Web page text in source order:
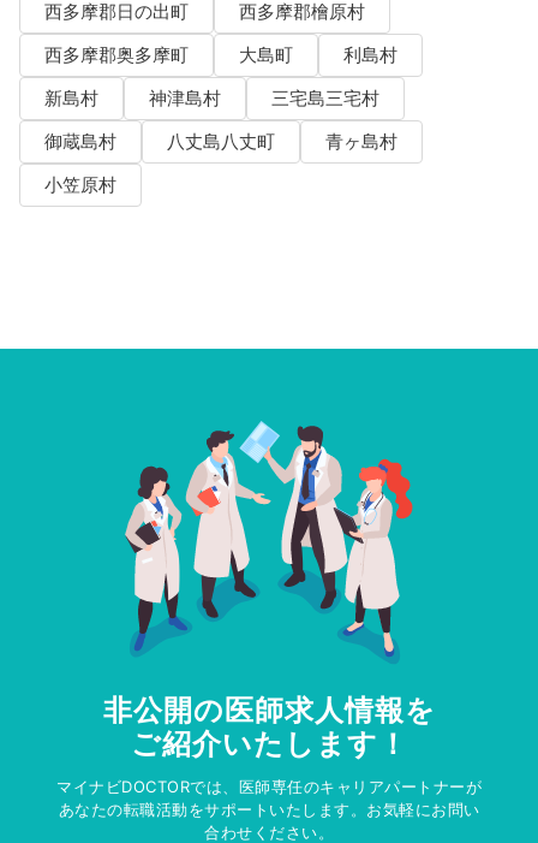
西多摩郡日の出町
西多摩郡檜原村
西多摩郡奥多摩町
大島町
利島村
新島村
神津島村
三宅島三宅村
御蔵島村
八丈島八丈町
青ヶ島村
小笠原村
非公開の医師求人情報を
ご紹介いたします！
マイナビDOCTORでは、医師専任のキャリアパートナーが
あなたの転職活動をサポートいたします。お気軽にお問い
合わせください。